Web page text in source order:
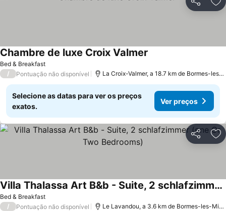
Partilhar
Bed & Breakfast
Chambre de luxe Croix Valmer
/ Pontuação não disponível La Croix-Valmer, a 18.7 km de Bormes-les-Mimosas
Selecione as datas para ver os preços
exatos.
Ver preços
Partilhar
Bed & Breakfast
Villa Thalassa Art B&b - Suite, 2 schlafzimmer (one Or Two Bedrooms)
/ Pontuação não disponível Le Lavandou, a 3.6 km de Bormes-les-Mimosas